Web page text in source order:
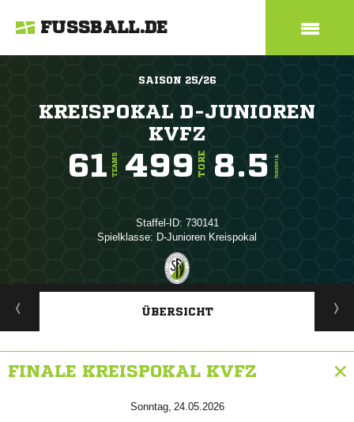
FUSSBALL.DE
SAISON 25/26
KREISPOKAL D-JUNIOREN
KVFZ
61 TEAMS 499 TORE 8.5 TORE/SPIEL
Staffel-ID: 730141
Spielklasse: D-Junioren Kreispokal
ANZEIGE
ÜBERSICHT
FINALE KREISPOKAL KVFZ
 